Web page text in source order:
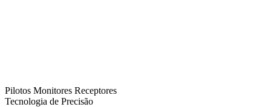
Pilotos Monitores Receptores
Tecnologia de Precisão